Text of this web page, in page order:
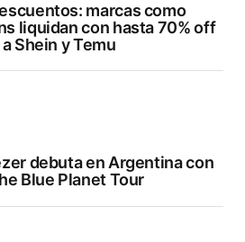
marcas como
liquidan con hasta 70% off
Shein y Temu
debuta en Argentina con
Blue Planet Tour